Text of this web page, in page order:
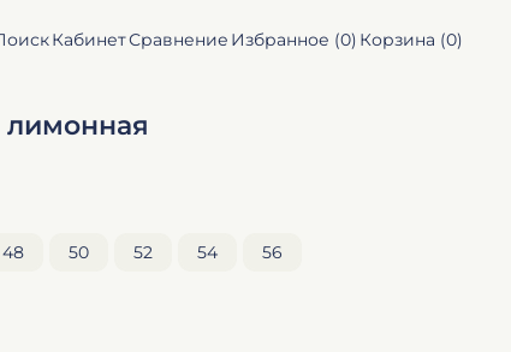
КабинетСравнение Избранное (0) Корзина (0)
лимонная
48 50 52 54 56